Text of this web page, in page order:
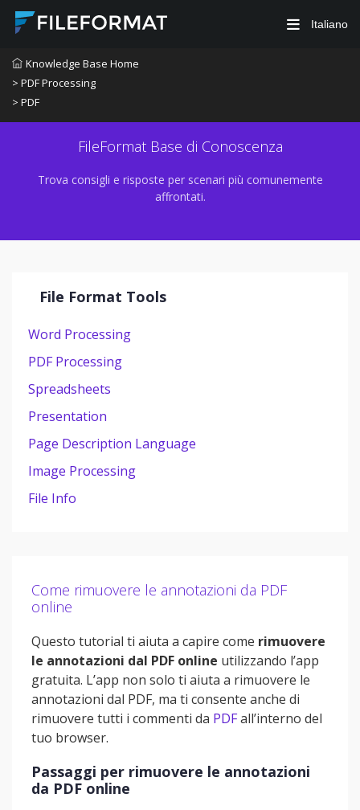
Italiano
Knowledge Base Home
> PDF Processing
> PDF
FileFormat Base di Conoscenza
Trova consigli e risposte per scenari più comunemente
affrontati.
File Format Tools
Word Processing
PDF Processing
Spreadsheets
Presentation
Page Description Language
Image Processing
File Info
Come rimuovere le annotazioni da PDF
online
Questo tutorial ti aiuta a capire come rimuovere
le annotazioni dal PDF online utilizzando l’app
gratuita. L’app non solo ti aiuta a rimuovere le
annotazioni dal PDF, ma ti consente anche di
rimuovere tutti i commenti da PDFall’interno del
tuo browser.
Passaggi per rimuovere le annotazioni
da PDF online